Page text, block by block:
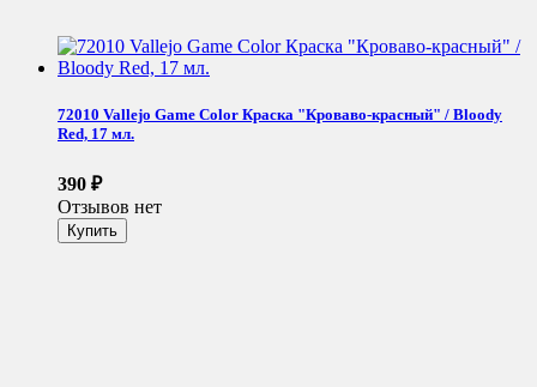
72010 Vallejo Game Color Краска "Кроваво-красный" / Bloody
Red, 17 мл.
390 ₽
Отзывов нет